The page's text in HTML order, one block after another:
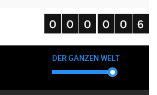
DER GANZEN WELT